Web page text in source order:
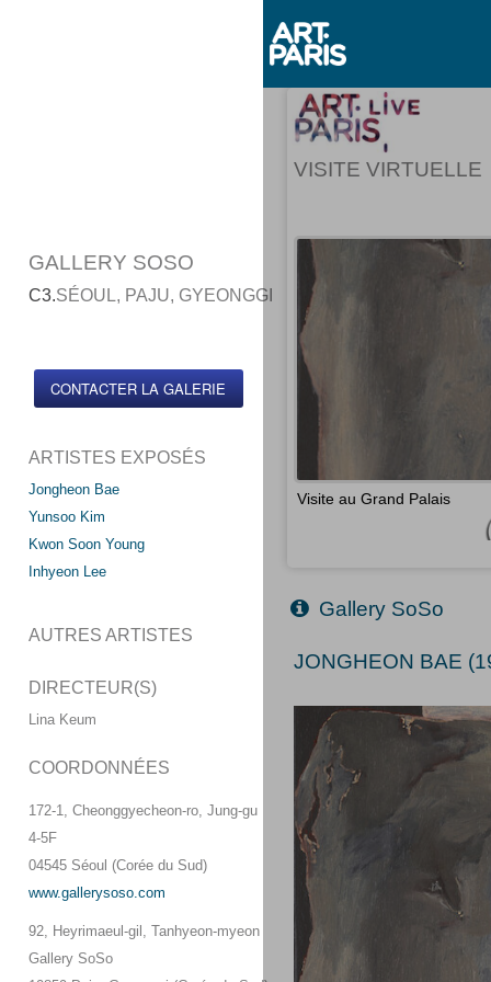
GALLERY SOSO
C3.SÉOUL, PAJU, GYEONGGI
CONTACTER LA GALERIE
ARTISTES EXPOSÉS
Jongheon Bae
Yunsoo Kim
Kwon Soon Young
Inhyeon Lee
AUTRES ARTISTES
DIRECTEUR(S)
Lina Keum
COORDONNÉES
172-1, Cheonggyecheon-ro, Jung-gu
4-5F
04545 Séoul (Corée du Sud)
www.gallerysoso.com
92, Heyrimaeul-gil, Tanhyeon-myeon
Gallery SoSo
VISITE VIRTUELLE
Visite au Grand Palais
Gallery SoSo
JONGHEON BAE